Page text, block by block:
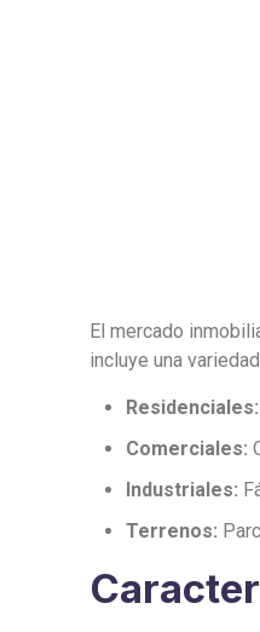
El mercado
incluye una
Residenciales:
Comerciales:
Industriales:
Terrenos: